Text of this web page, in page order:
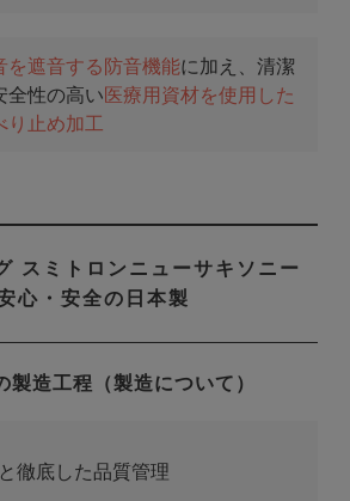
を遮音する防音機能に加え、清潔
全性の高い医療用資材を使用した
り止め加工
スミトロンニューサキソニー
心・安全の日本製
製造工程（製造について）
徹底した品質管理